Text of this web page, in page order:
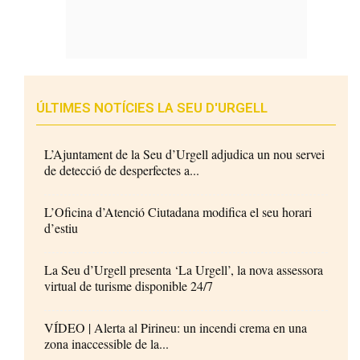
ÚLTIMES NOTÍCIES LA SEU D'URGELL
L’Ajuntament de la Seu d’Urgell adjudica un nou servei
de detecció de desperfectes a...
L’Oficina d’Atenció Ciutadana modifica el seu horari
d’estiu
La Seu d’Urgell presenta ‘La Urgell’, la nova assessora
virtual de turisme disponible 24/7
VÍDEO | Alerta al Pirineu: un incendi crema en una
zona inaccessible de la...